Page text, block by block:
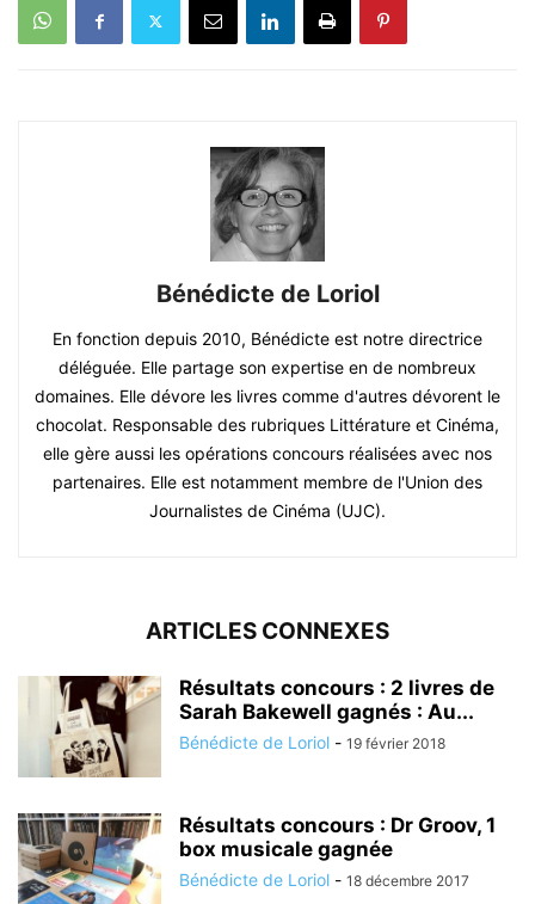
Bénédicte de Loriol
En fonction depuis 2010, Bénédicte est notre directrice
déléguée. Elle partage son expertise en de nombreux
domaines. Elle dévore les livres comme d'autres dévorent le
chocolat. Responsable des rubriques Littérature et Cinéma,
elle gère aussi les opérations concours réalisées avec nos
partenaires. Elle est notamment membre de l'Union des
Journalistes de Cinéma (UJC).
ARTICLES CONNEXES
Résultats concours : 2 livres de
Sarah Bakewell gagnés : Au...
Bénédicte de Loriol - 19 février 2018
Résultats concours : Dr Groov, 1
box musicale gagnée
Bénédicte de Loriol - 18 décembre 2017